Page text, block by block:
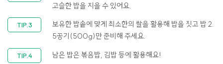
고슬한 밥을 지을 수 있어요.
보유한 밥솥에 맞게 최소한의 쌀을 활용해 밥을 짓고 밥 2.
5공기(500g)만 준비해 주세요.
남은 밥은 볶음밥, 김밥 등에 활용해요!